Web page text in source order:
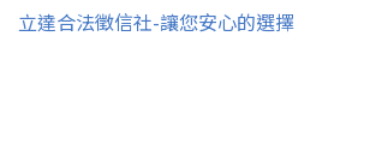
立達合法徵信社-讓您安心的選擇